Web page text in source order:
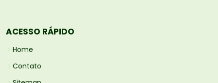
ACESSO RÁPIDO
Home
Contato